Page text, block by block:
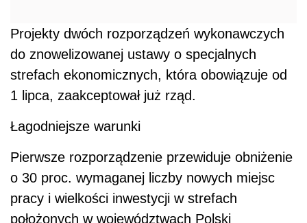
Projekty dwóch rozporządzeń wykonawczych
do znowelizowanej ustawy o specjalnych
strefach ekonomicznych, która obowiązuje od
1 lipca, zaakceptował już rząd.
Łagodniejsze warunki
Pierwsze rozporządzenie przewiduje obniżenie
o 30 proc. wymaganej liczby nowych miejsc
pracy i wielkości inwestycji w strefach
położonych w województwach Polski